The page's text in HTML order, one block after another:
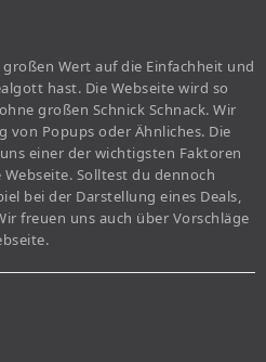
Wert auf die Einfachheit und
hast. Die Webseite wird so
großen Schnick Schnack. Wir
von Popups oder Ähnliches. Die
einer der wichtigsten Faktoren
Solltest du dennoch
bei der Darstellung eines Deals,
freuen uns auch über Vorschläge